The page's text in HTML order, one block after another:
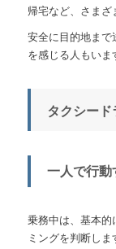
帰宅など、さまざ
安全に目的地まで
を感じる人もいま
タクシー
一人で行動
乗務中は、基本的
ミングを判断しま